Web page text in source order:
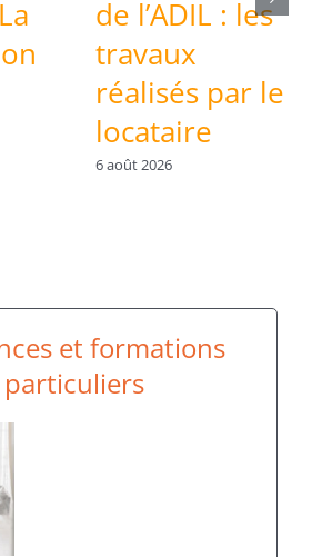
de l’ADIL : les
travaux
réalisés par le
locataire
6 août 2026
et formations